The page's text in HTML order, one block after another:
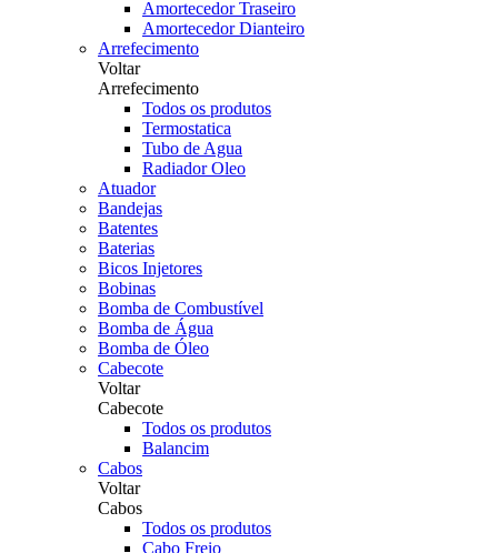
Amortecedor Traseiro
Amortecedor Dianteiro
Arrefecimento
Voltar
Arrefecimento
Todos os produtos
Termostatica
Tubo de Agua
Radiador Oleo
Atuador
Bandejas
Batentes
Baterias
Bicos Injetores
Bobinas
Bomba de Combustível
Bomba de Água
Bomba de Óleo
Cabecote
Voltar
Cabecote
Todos os produtos
Balancim
Cabos
Voltar
Cabos
Todos os produtos
Cabo Freio